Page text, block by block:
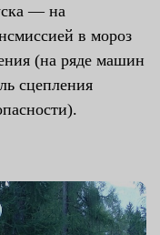
— на
в мороз
(на ряде машин
сцепления